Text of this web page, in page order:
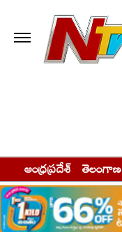
ఆంధ్రప్రదేశ్ తెలంగాణ